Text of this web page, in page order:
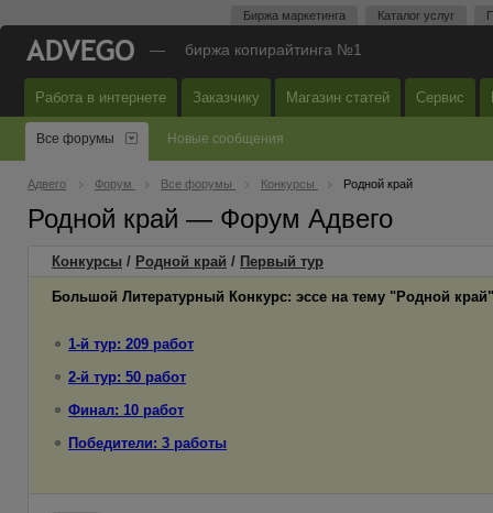
Биржа маркетинга Каталог услуг
— биржа копирайтинга №1
Работа в интернете Заказчику Магазин статей Сервис
Все форумы Новые сообщения
Адвего Форум Все форумы Конкурсы Родной край
Родной край — Форум Адвего
Конкурсы / Родной край / Первый тур
Большой Литературный Конкурс: эссе на тему "Родной край"
1-й тур: 209 работ
2-й тур: 50 работ
Финал: 10 работ
Победители: 3 работы